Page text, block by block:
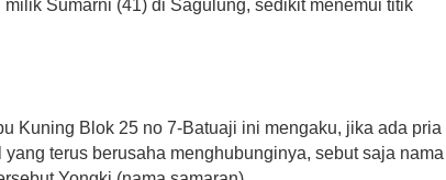
milik Sumarni (41) di Sagulung, sedikit menemui titik
Kuning Blok 25 no 7-Batuaji ini mengaku, jika ada pria
yang terus berusaha menghubunginya, sebut saja nama